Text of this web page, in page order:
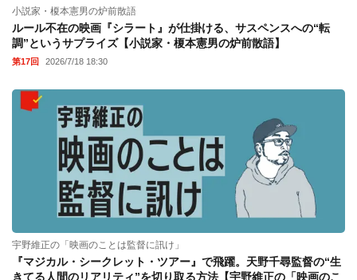
小説家・榎本憲男の炉前散語
ルール不在の映画『シラート』が仕掛ける、サスペンスへの“転
調”というサプライズ【小説家・榎本憲男の炉前散語】
第17回 2026/7/18 18:30
宇野維正の「映画のことは監督に訊け」
『マジカル・シークレット・ツアー』で飛躍。天野千尋監督の“生
きてる人間のリアリティ”を切り取る方法【宇野維正の「映画のこ